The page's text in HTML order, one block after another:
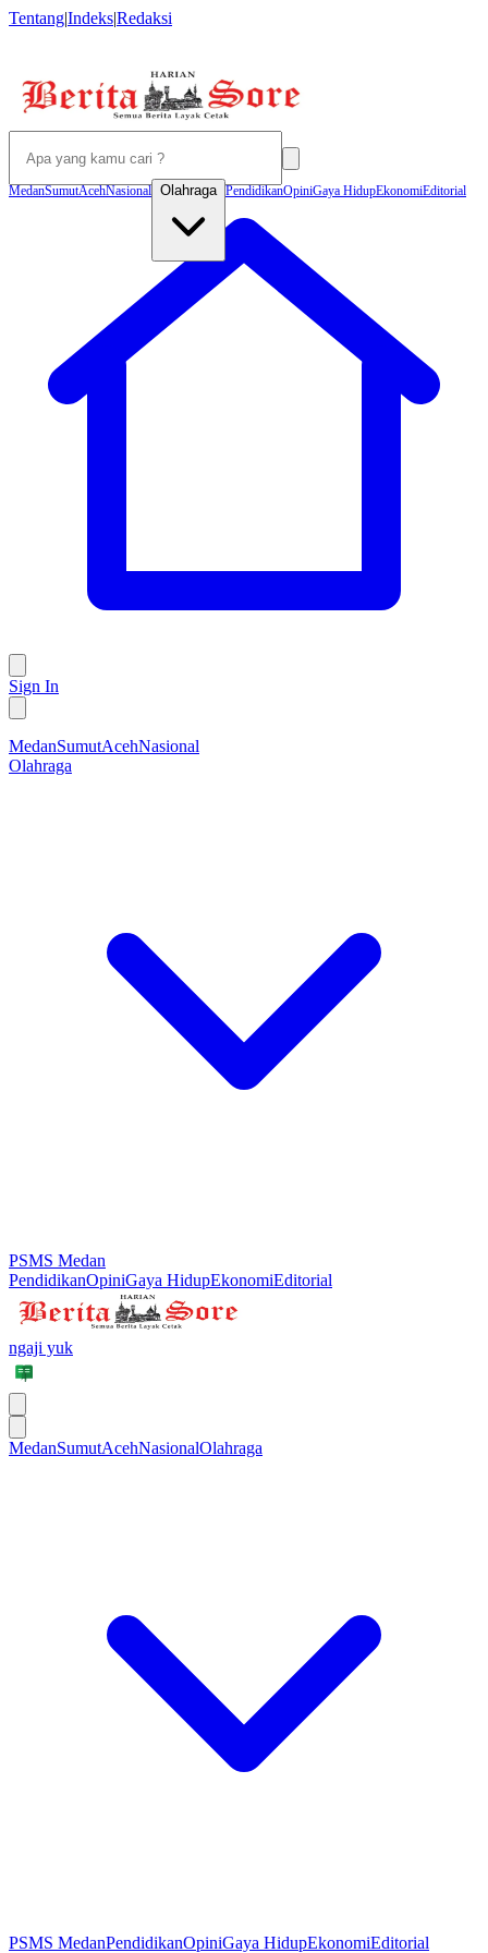
Tentang|Indeks|Redaksi
MedanSumutAcehNasional Olahraga PendidikanOpiniGaya HidupEkonomiEditorial
Sign In
MedanSumutAcehNasional
Olahraga
PSMS Medan
PendidikanOpiniGaya HidupEkonomiEditorial
ngaji yuk
MedanSumutAcehNasionalOlahraga
PSMS MedanPendidikanOpiniGaya HidupEkonomiEditorial